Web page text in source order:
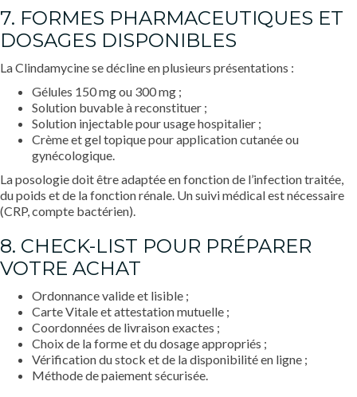
7. FORMES PHARMACEUTIQUES ET
DOSAGES DISPONIBLES
La Clindamycine se décline en plusieurs présentations :
Gélules 150 mg ou 300 mg ;
Solution buvable à reconstituer ;
Solution injectable pour usage hospitalier ;
Crème et gel topique pour application cutanée ou
gynécologique.
La posologie doit être adaptée en fonction de l’infection traitée,
du poids et de la fonction rénale. Un suivi médical est nécessaire
(CRP, compte bactérien).
8. CHECK-LIST POUR PRÉPARER
VOTRE ACHAT
Ordonnance valide et lisible ;
Carte Vitale et attestation mutuelle ;
Coordonnées de livraison exactes ;
Choix de la forme et du dosage appropriés ;
Vérification du stock et de la disponibilité en ligne ;
Méthode de paiement sécurisée.